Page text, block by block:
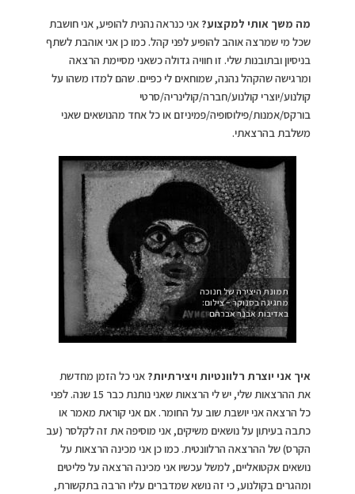
מה משך אותי למקצוע? אני כנראה נהנית להופיע, אני חושבת
שכל מי שמרצה אוהב להופיע לפני קהל. כמו כן אני אוהבת לשתף
בניסיון ובתובנות שלי. זו חוויה גדולה כשאני מסיימת הרצאה
ומרגישה שהקהל נהנה, שמוחאים לי כפיים. שהם למדו משהו על
קולנוע/יוצרי קולנוע/חברה/קולינריה/סרטי
בורקס/אמנות/פילוסופיה/פמיניזם או כל אחד מהנושאים שאני
משלבת בהרצאתי.
תמונת היצירה של חנוכה
מחגיגה בסנוקר – צילום:
באדיבות אבנר אברהם
איך אני יוצרת רלוונטיות ויצירתיות? אני כל הזמן מחדשת
את ההרצאות שלי, יש לי הרצאות שאני נותנת כבר 15 שנה. לפני
כל הרצאה אני יושבת שוב על החומר. אם אני קוראת מאמר או
כתבה בעיתון על נושאים משיקים, אני מוסיפה את זה לקלסר (עב
הקרס) של ההרצאה הרלוונטית. כמו כן אני מכינה הרצאות על
נושאים אקטואליים, למשל עכשיו אני מכינה הרצאה על פליטים
ומהגרים בקולנוע, כי זה נושא שמדברים עליו הרבה בתקשורת,